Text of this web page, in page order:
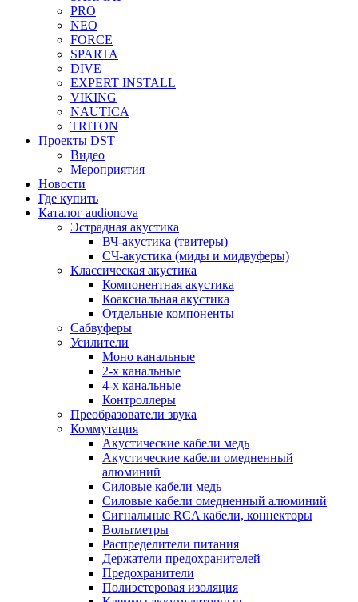
PRO
NEO
FORCE
SPARTA
DIVE
EXPERT INSTALL
VIKING
NAUTICA
TRITON
Проекты DST
Видео
Мероприятия
Новости
Где купить
Каталог audionova
Эстрадная акустика
ВЧ-акустика (твитеры)
СЧ-акустика (миды и мидвуферы)
Классическая акустика
Компонентная акустика
Коаксиальная акустика
Отдельные компоненты
Сабвуферы
Усилители
Моно канальные
2-х канальные
4-х канальные
Контроллеры
Преобразователи звука
Коммутация
Акустические кабели медь
Акустические кабели омедненный
алюминий
Силовые кабели медь
Силовые кабели омедненный алюминий
Сигнальные RCA кабели, коннекторы
Вольтметры
Распределители питания
Держатели предохранителей
Предохранители
Полиэстеровая изоляция